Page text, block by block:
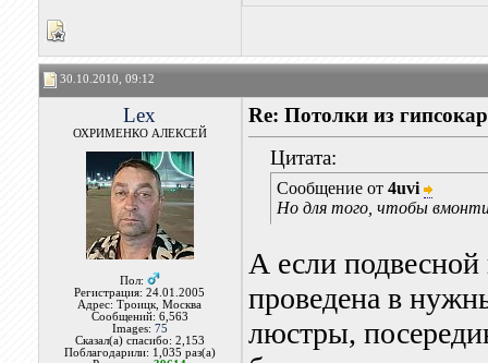
30.10.2010, 09:12
Lex
ОХРИМЕНКО АЛЕКСЕЙ
Пол:
Регистрация: 24.01.2005
Адрес: Троицк, Москва
Сообщений: 6,563
Images: 75
Сказал(а) спасибо: 2,153
Поблагодарили: 1,035 раз(а)
Re: Потолки из
Цитата:
Сообщение от 4uvi
Но для того, чтобы
А если подвесной
проведена в
люстры,